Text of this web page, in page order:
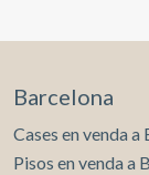
Barcelona
Cases en venda a
Pisos en venda a